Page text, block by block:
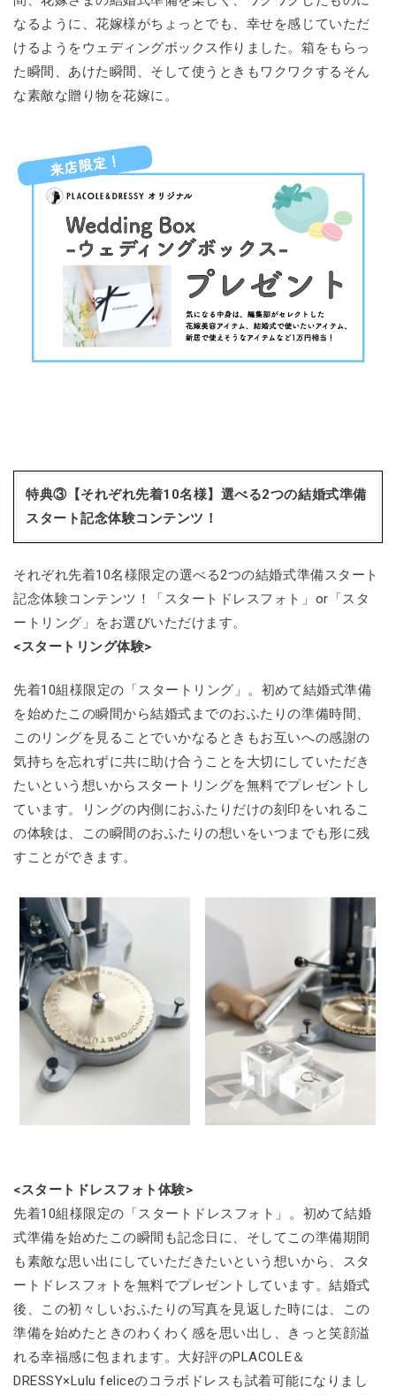
なるように、花嫁様がちょっとでも、幸せを感じていただ
けるようをウェディングボックス作りました。箱をもらっ
た瞬間、あけた瞬間、そして使うときもワクワクするそん
な素敵な贈り物を花嫁に。
特典③【それぞれ先着10名様】選べる2つの結婚式準備
スタート記念体験コンテンツ！
それぞれ先着10名様限定の選べる2つの結婚式準備スタート
記念体験コンテンツ！「スタートドレスフォト」or「スタ
ートリング」をお選びいただけます。
<スタートリング体験>
先着10組様限定の「スタートリング」。初めて結婚式準備
を始めたこの瞬間から結婚式までのおふたりの準備時間、
このリングを見ることでいかなるときもお互いへの感謝の
気持ちを忘れずに共に助け合うことを大切にしていただき
たいという想いからスタートリングを無料でプレゼントし
ています。リングの内側におふたりだけの刻印をいれるこ
の体験は、この瞬間のおふたりの想いをいつまでも形に残
すことができます。
<スタートドレスフォト体験>
先着10組様限定の「スタートドレスフォト」。初めて結婚
式準備を始めたこの瞬間も記念日に、そしてこの準備期間
も素敵な思い出にしていただきたいという想いから、スタ
ートドレスフォトを無料でプレゼントしています。結婚式
後、この初々しいおふたりの写真を見返した時には、この
準備を始めたときのわくわく感を思い出し、きっと笑顔溢
れる幸福感に包まれます。大好評のPLACOLE＆
DRESSY×Lulu feliceのコラボドレスも試着可能になりまし